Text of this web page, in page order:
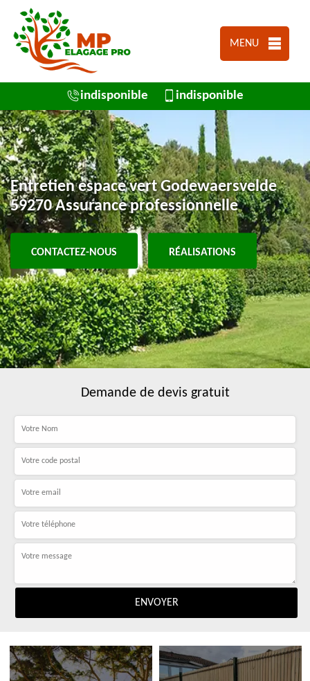
MENU
indisponible indisponible
Entretien espace vert Godewaersvelde
59270 Assurance professionnelle
CONTACTEZ-NOUS RÉALISATIONS
Demande de devis gratuit